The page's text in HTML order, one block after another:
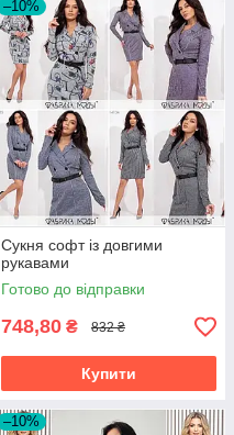
–10%
Сукня софт із довгими
рукавами
Готово до відправки
748,80 ₴ 832 ₴
Купити
–10%